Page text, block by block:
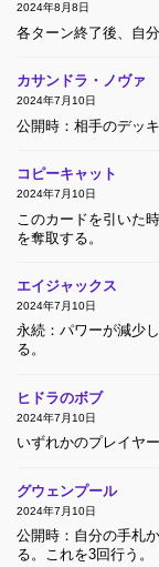
2024年8月8日
各ターン終了後、自
カサンドラ・ノヴァ
2024年7月10日
公開時：相手のデッ
コピーキャット
2024年7月10日
このカードを引いた
を奪取する。
エイジャックス
2024年7月10日
永続：パワーが減少
る。
ヒドラのボブ
2024年7月10日
いずれかのプレイヤ
グウェンプール
2024年7月10日
公開時：自分の手札
る。これを3回行う。